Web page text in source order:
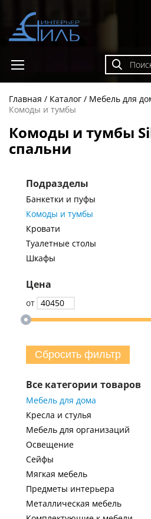
Главная Каталог Мебель для
Комоды и тумбы
Комоды и тумбы
спальни
Подразделы
Банкетки и пуфы
Комоды и тумбы
Кровати
Туалетные столы
Шкафы
Цена
от
Сбросить фильтр
Все категории товаров
Мебель для дома
Кресла и стулья
Мебель для организаций
Освещение
Сейфы
Мягкая мебель
Предметы интерьера
Металлическая мебель